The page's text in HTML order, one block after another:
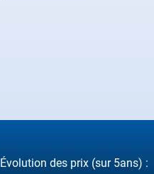
Évolution des prix (sur 5ans) :